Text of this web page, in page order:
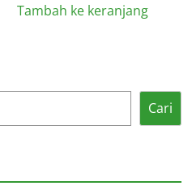
Tambah ke keranjang
Cari